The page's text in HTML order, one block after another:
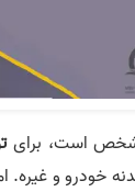
است، برای
خودرو و